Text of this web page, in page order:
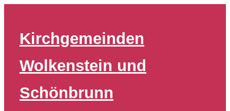
springen
Kirchgemeinden
Wolkenstein und
Schönbrunn